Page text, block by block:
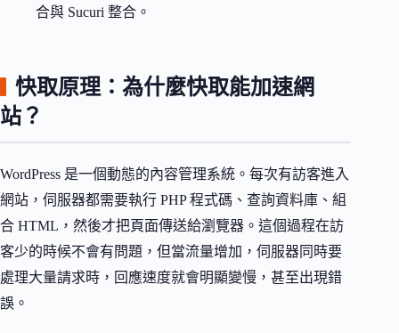
合與 Sucuri 整合。
快取原理：為什麼快取能加速網
站？
WordPress 是一個動態的內容管理系統。每次有訪客進入
網站，伺服器都需要執行 PHP 程式碼、查詢資料庫、組
合 HTML，然後才把頁面傳送給瀏覽器。這個過程在訪
客少的時候不會有問題，但當流量增加，伺服器同時要
處理大量請求時，回應速度就會明顯變慢，甚至出現錯
誤。